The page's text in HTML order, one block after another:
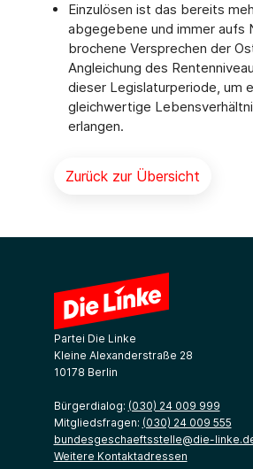
Einzulösen ist das bereits
abgegebene und immer aufs
brochene Versprechen der
Angleichung des
dieser Legislaturperiode, um
gleichwertige
erlangen.
Zurück zur Übersicht
Partei Die Linke
Kleine Alexanderstraße 28
10178 Berlin
Bürgerdialog: (030) 24 009 999
Mitgliedsfragen: (030) 24 009 555
bundesgeschaeftsstelle@die-
Weitere Kontaktadressen